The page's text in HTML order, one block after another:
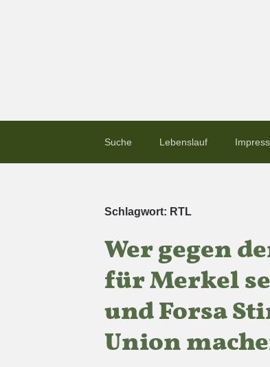
Suche Lebenslauf
Schlagwort: RTL
Wer gegen
für Merkel
und Forsa
Union